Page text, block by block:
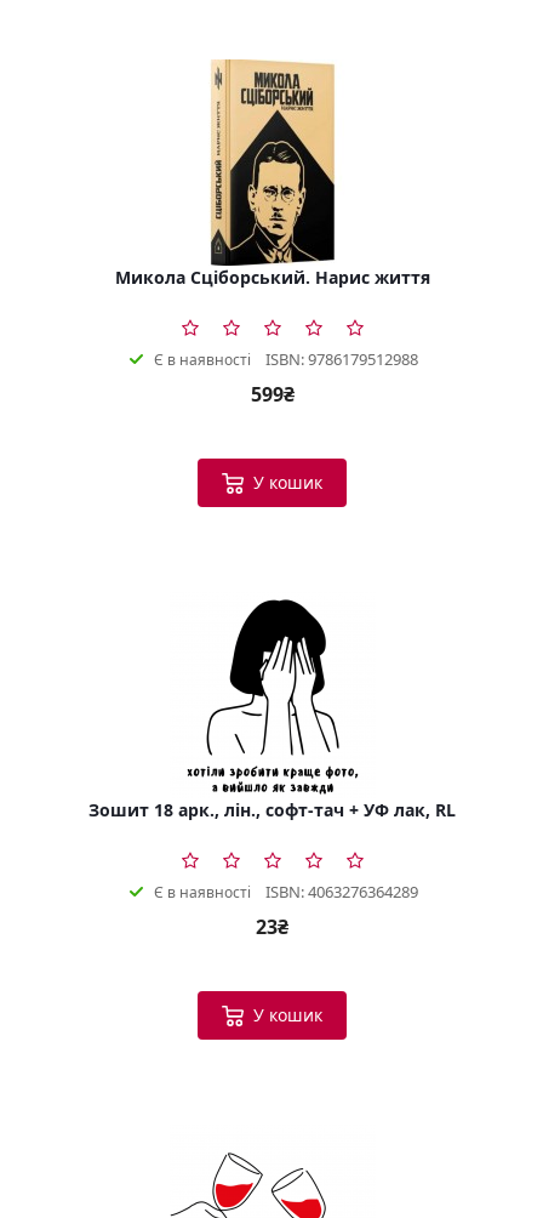
Микола Сціборський. Нарис життя
Є в наявності ISBN: 9786179512988
599₴
У кошик
Зошит 18 арк., лін., софт-тач + УФ лак, RL
Є в наявності ISBN: 4063276364289
23₴
У кошик